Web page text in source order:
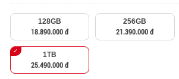
128GB
18.890.000 đ
256GB
21.390.000 đ
1TB
25.490.000 đ